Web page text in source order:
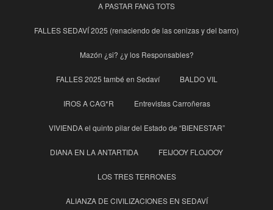
A PASTAR FANG TOTS
FALLES SEDAVÍ 2025 (renaciendo de las cenizas y del barro)
Mazón ¿si? ¿y los Responsables?
FALLES 2025 també en Sedaví BALDO VIL
IROS A CAG*R Entrevistas Carroñeras
VIVIENDA el quinto pilar del Estado de “BIENESTAR”
DIANA EN LA ANTARTIDA FEIJOOY FLOJOOY
LOS TRES TERRONES
ALIANZA DE CIVILIZACIONES EN SEDAVÍ